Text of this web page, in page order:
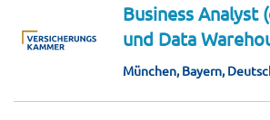
Business Analyst
und Data
München, Bayern,